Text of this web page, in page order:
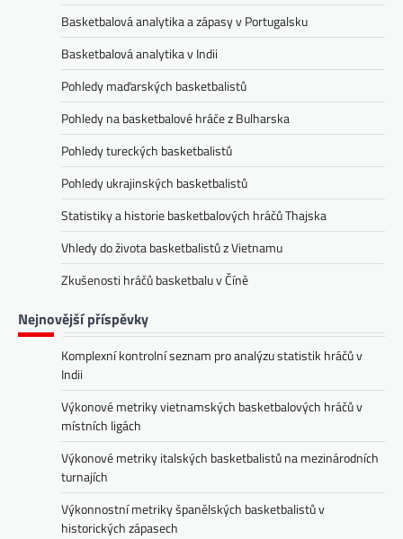
Basketbalová analytika a zápasy v Portugalsku
Basketbalová analytika v Indii
Pohledy maďarských basketbalistů
Pohledy na basketbalové hráče z Bulharska
Pohledy tureckých basketbalistů
Pohledy ukrajinských basketbalistů
Statistiky a historie basketbalových hráčů Thajska
Vhledy do života basketbalistů z Vietnamu
Zkušenosti hráčů basketbalu v Číně
Nejnovější příspěvky
Komplexní kontrolní seznam pro analýzu statistik hráčů v
Indii
Výkonové metriky vietnamských basketbalových hráčů v
místních ligách
Výkonové metriky italských basketbalistů na mezinárodních
turnajích
Výkonnostní metriky španělských basketbalistů v
historických zápasech